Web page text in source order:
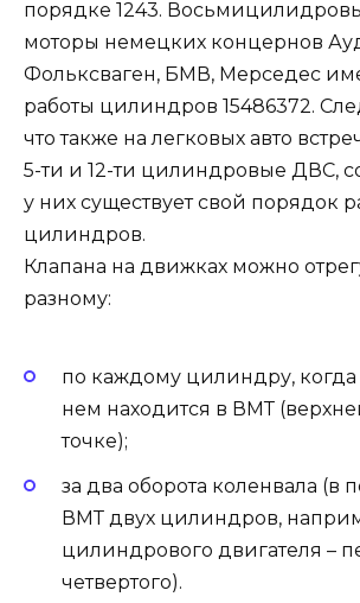
порядке 1243.
моторы немецких концернов
Фольксваген, БМВ, Мерседес
работы цилиндров 15486372.
что также на легковых авто
5-ти и 12-ти цилиндровые ДВС,
у них существует свой порядок
цилиндров.
Клапана на движках можно
разному:
по каждому цилиндру,
нем находится в ВМТ
точке);
за два оборота коленвала (в
ВМТ двух цилиндров,
цилиндрового двигателя –
четвертого).